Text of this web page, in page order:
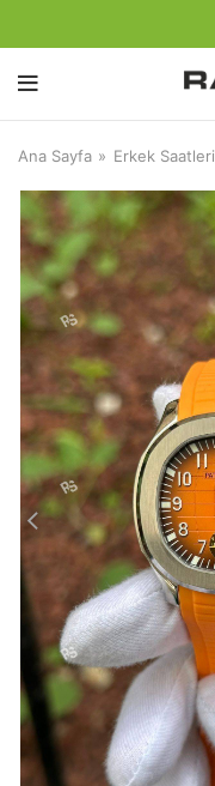
Ana Sayfa Erkek Saatleri